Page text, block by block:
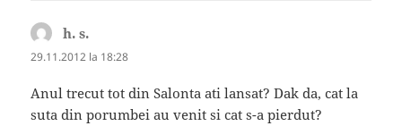
h. s.
29.11.2012 la 18:28
Anul trecut tot din Salonta ati lansat? Dak da, cat la
suta din porumbei au venit si cat s-a pierdut?